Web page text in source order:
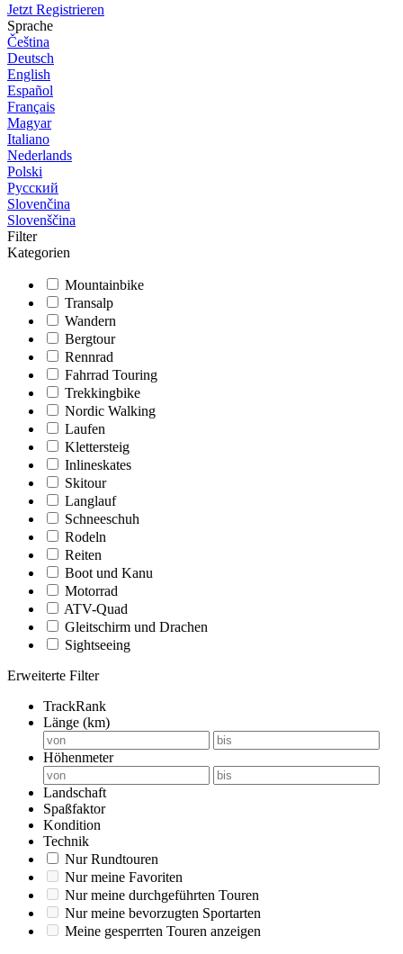
Jetzt Registrieren
Sprache
Čeština
Deutsch
English
Español
Français
Magyar
Italiano
Nederlands
Polski
Русский
Slovenčina
Slovenščina
Filter
Kategorien
Mountainbike
Transalp
Wandern
Bergtour
Rennrad
Fahrrad Touring
Trekkingbike
Nordic Walking
Laufen
Klettersteig
Inlineskates
Skitour
Langlauf
Schneeschuh
Rodeln
Reiten
Boot und Kanu
Motorrad
ATV-Quad
Gleitschirm und Drachen
Sightseeing
Erweiterte Filter
TrackRank
Länge (km)
Höhenmeter
Landschaft
Spaßfaktor
Kondition
Technik
Nur Rundtouren
Nur meine Favoriten
Nur meine durchgeführten Touren
Nur meine bevorzugten Sportarten
Meine gesperrten Touren anzeigen